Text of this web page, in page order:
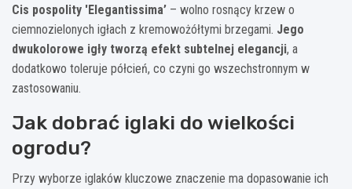
Cis pospolity 'Elegantissima’ – wolno rosnący krzew o
ciemnozielonych igłach z kremowożółtymi brzegami. Jego
dwukolorowe igły tworzą efekt subtelnej elegancji, a
dodatkowo toleruje półcień, co czyni go wszechstronnym w
zastosowaniu.
Jak dobrać iglaki do wielkości
ogrodu?
Przy wyborze iglaków kluczowe znaczenie ma dopasowanie ich